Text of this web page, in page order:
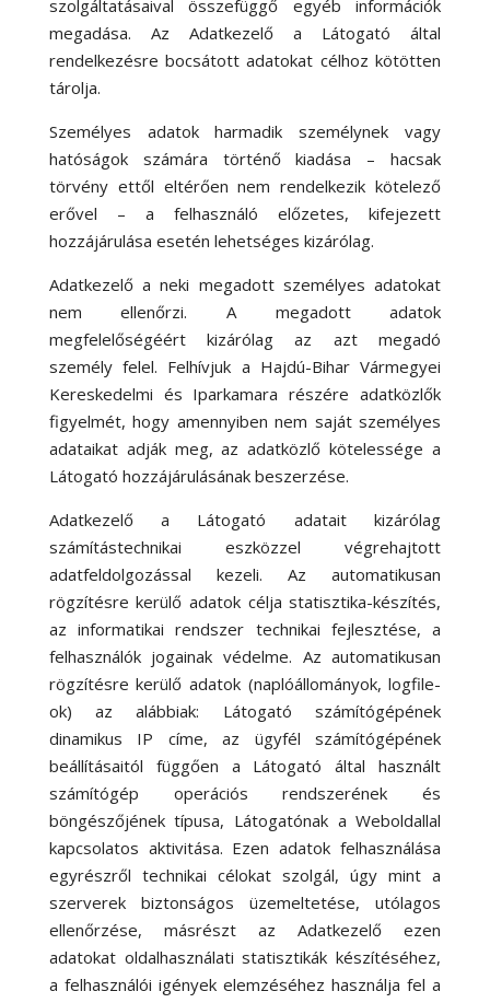
szolgáltatásaival összefüggő egyéb információk
megadása. Az Adatkezelő a Látogató által
rendelkezésre bocsátott adatokat célhoz kötötten
tárolja.
Személyes adatok harmadik személynek vagy
hatóságok számára történő kiadása – hacsak
törvény ettől eltérően nem rendelkezik kötelező
erővel – a felhasználó előzetes, kifejezett
hozzájárulása esetén lehetséges kizárólag.
Adatkezelő a neki megadott személyes adatokat
nem ellenőrzi. A megadott adatok
megfelelőségéért kizárólag az azt megadó
személy felel. Felhívjuk a Hajdú-Bihar Vármegyei
Kereskedelmi és Iparkamara részére adatközlők
figyelmét, hogy amennyiben nem saját személyes
adataikat adják meg, az adatközlő kötelessége a
Látogató hozzájárulásának beszerzése.
Adatkezelő a Látogató adatait kizárólag
számítástechnikai eszközzel végrehajtott
adatfeldolgozással kezeli. Az automatikusan
rögzítésre kerülő adatok célja statisztika-készítés,
az informatikai rendszer technikai fejlesztése, a
felhasználók jogainak védelme. Az automatikusan
rögzítésre kerülő adatok (naplóállományok, logfile-
ok) az alábbiak: Látogató számítógépének
dinamikus IP címe, az ügyfél számítógépének
beállításaitól függően a Látogató által használt
számítógép operációs rendszerének és
böngészőjének típusa, Látogatónak a Weboldallal
kapcsolatos aktivitása. Ezen adatok felhasználása
egyrészről technikai célokat szolgál, úgy mint a
szerverek biztonságos üzemeltetése, utólagos
ellenőrzése, másrészt az Adatkezelő ezen
adatokat oldalhasználati statisztikák készítéséhez,
a felhasználói igények elemzéséhez használja fel a